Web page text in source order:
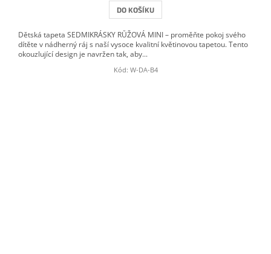
DO KOŠÍKU
Dětská tapeta SEDMIKRÁSKY RŮŽOVÁ MINI – proměňte pokoj svého
dítěte v nádherný ráj s naší vysoce kvalitní květinovou tapetou. Tento
okouzlující design je navržen tak, aby...
Kód: W-DA-B4